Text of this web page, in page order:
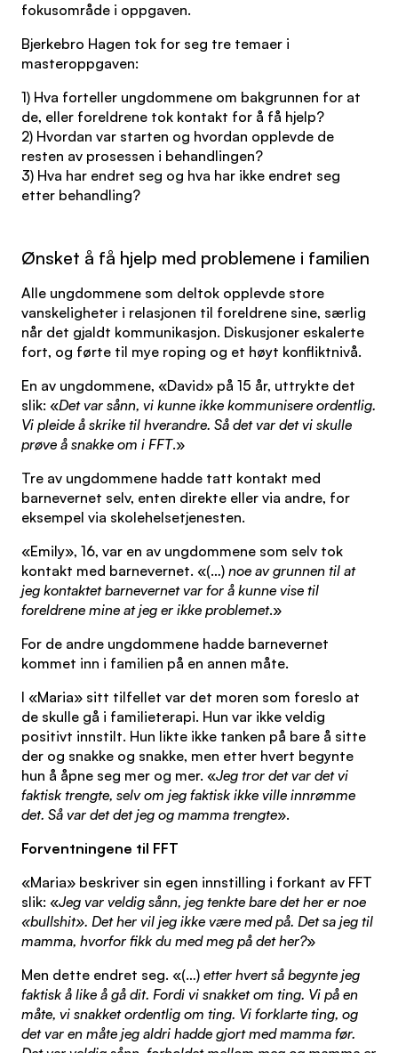
fokusområde i oppgaven.
Bjerkebro Hagen tok for seg tre temaer i
masteroppgaven:
1) Hva forteller ungdommene om bakgrunnen for at
de, eller foreldrene tok kontakt for å få hjelp?
2) Hvordan var starten og hvordan opplevde de
resten av prosessen i behandlingen?
3) Hva har endret seg og hva har ikke endret seg
etter behandling?
Ønsket å få hjelp med problemene i familien
Alle ungdommene som deltok opplevde store
vanskeligheter i relasjonen til foreldrene sine, særlig
når det gjaldt kommunikasjon. Diskusjoner eskalerte
fort, og førte til mye roping og et høyt konfliktnivå.
En av ungdommene, «David» på 15 år, uttrykte det
slik: «Det var sånn, vi kunne ikke kommunisere ordentlig.
Vi pleide å skrike til hverandre. Så det var det vi skulle
prøve å snakke om i FFT.»
Tre av ungdommene hadde tatt kontakt med
barnevernet selv, enten direkte eller via andre, for
eksempel via skolehelsetjenesten.
«Emily», 16, var en av ungdommene som selv tok
kontakt med barnevernet. «(…) noe av grunnen til at
jeg kontaktet barnevernet var for å kunne vise til
foreldrene mine at jeg er ikke problemet.»
For de andre ungdommene hadde barnevernet
kommet inn i familien på en annen måte.
I «Maria» sitt tilfellet var det moren som foreslo at
de skulle gå i familieterapi. Hun var ikke veldig
positivt innstilt. Hun likte ikke tanken på bare å sitte
der og snakke og snakke, men etter hvert begynte
hun å åpne seg mer og mer. «Jeg tror det var det vi
faktisk trengte, selv om jeg faktisk ikke ville innrømme
det. Så var det det jeg og mamma trengte».
Forventningene til FFT
«Maria» beskriver sin egen innstilling i forkant av FFT
slik: «Jeg var veldig sånn, jeg tenkte bare det her er noe
«bullshit». Det her vil jeg ikke være med på. Det sa jeg til
mamma, hvorfor fikk du med meg på det her?»
Men dette endret seg. «(…) etter hvert så begynte jeg
faktisk å like å gå dit. Fordi vi snakket om ting. Vi på en
måte, vi snakket ordentlig om ting. Vi forklarte ting, og
det var en måte jeg aldri hadde gjort med mamma før.